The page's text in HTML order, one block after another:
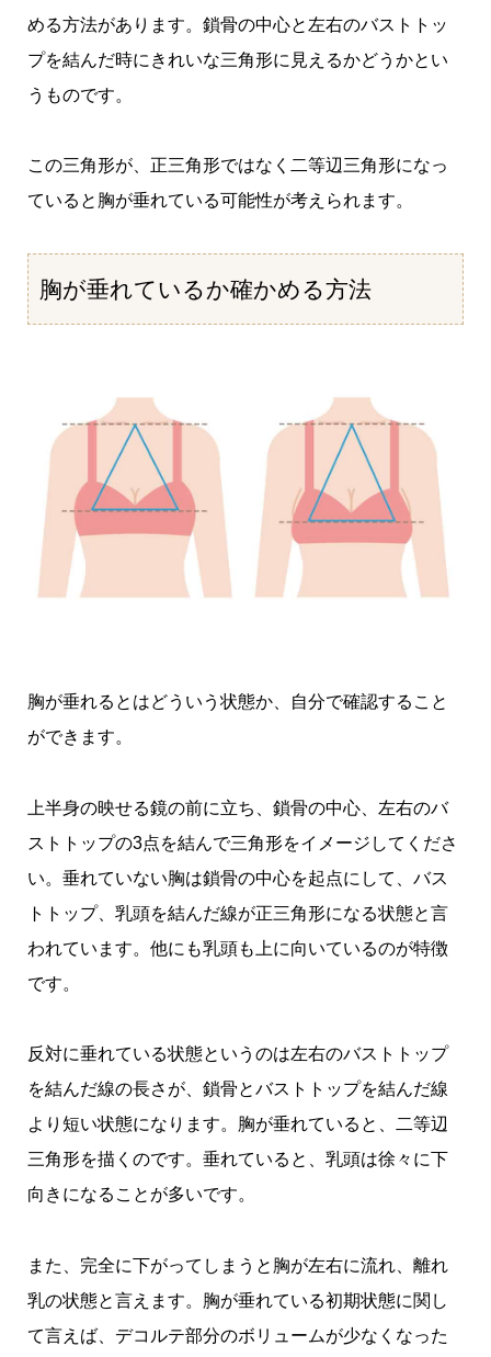
める方法があります。鎖骨の中心と左右のバストトッ
プを結んだ時にきれいな三角形に見えるかどうかとい
うものです。
この三角形が、正三角形ではなく二等辺三角形になっ
ていると胸が垂れている可能性が考えられます。
胸が垂れているか確かめる方法
胸が垂れるとはどういう状態か、自分で確認すること
ができます。
上半身の映せる鏡の前に立ち、鎖骨の中心、左右のバ
ストトップの3点を結んで三角形をイメージしてくださ
い。垂れていない胸は鎖骨の中心を起点にして、バス
トトップ、乳頭を結んだ線が正三角形になる状態と言
われています。他にも乳頭も上に向いているのが特徴
です。
反対に垂れている状態というのは左右のバストトップ
を結んだ線の長さが、鎖骨とバストトップを結んだ線
より短い状態になります。胸が垂れていると、二等辺
三角形を描くのです。垂れていると、乳頭は徐々に下
向きになることが多いです。
また、完全に下がってしまうと胸が左右に流れ、離れ
乳の状態と言えます。胸が垂れている初期状態に関し
て言えば、デコルテ部分のボリュームが少なくなった